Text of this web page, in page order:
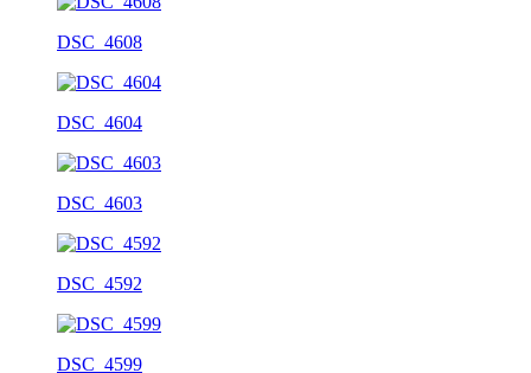
DSC_4608
DSC_4604
DSC_4603
DSC_4592
DSC_4599